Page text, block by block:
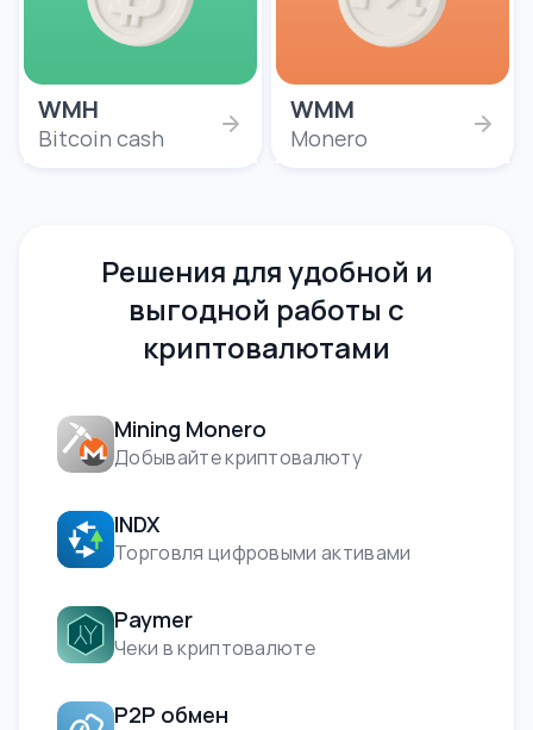
WMH
Bitcoin cash
WMM
Monero
Решения для удобной и
выгодной работы с
криптовалютами
Mining Monero
Добывайте криптовалюту
INDX
Торговля цифровыми активами
Paymer
Чеки в криптовалюте
P2P обмен